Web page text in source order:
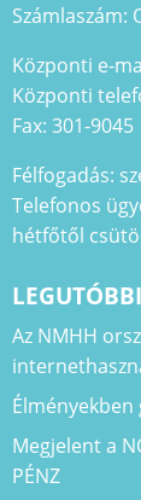
Számlaszám:
Központi e-
Központi
Fax: 301-9045
Félfogadás:
Telefonos
hétfőtől
Az NMHH
Élményekben
Megjelent a
PÉNZ